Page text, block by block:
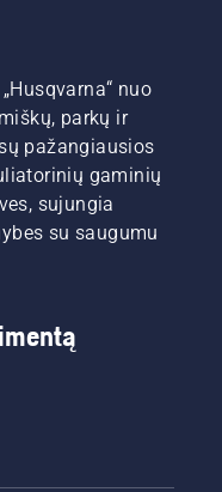
nuo
parkų ir
pažangiausios
gaminių
sujungia
su saugumu